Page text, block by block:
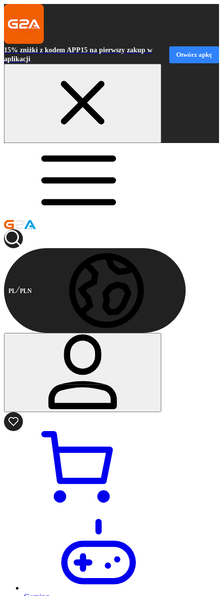
15% zniżki z kodem APP15 na pierwszy zakup w
aplikacji
Otwórz apkę
PL PLN